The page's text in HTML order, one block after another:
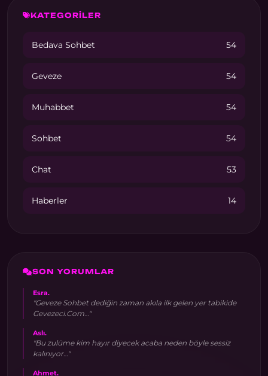
KATEGORİLER
Bedava Sohbet 54
Geveze 54
Muhabbet 54
Sohbet 54
Chat 53
Haberler 14
SON YORUMLAR
Esra.
"Geveze Sohbet dediğin zaman akıla ilk gelen yer tabikide
Gevezeci.Com…"
Aslı.
"Bu zulüme kim hayır diyecek acaba neden böyle sessiz
kalınıyor…"
Ahmet.